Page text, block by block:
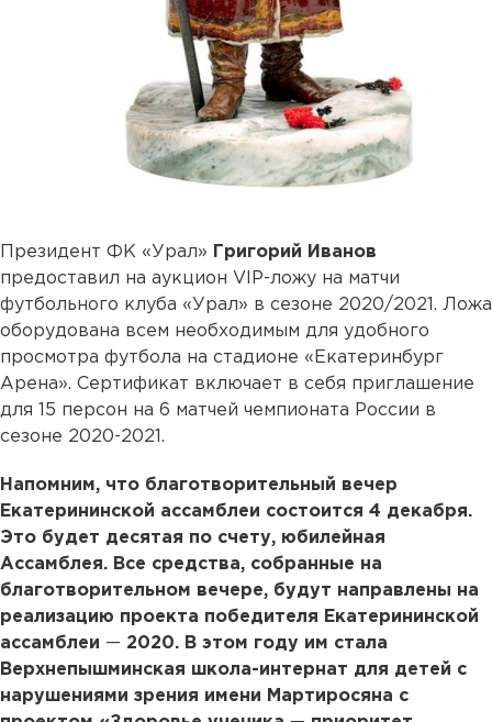
Президент ФК «Урал»
Григорий Иванов
предоставил на аукцион VIP-ложу на матчи
футбольного клуба «Урал» в сезоне 2020/2021. Ложа
оборудована всем необходимым для удобного
просмотра футбола на стадионе «Екатеринбург
Арена». Сертификат включает в себя приглашение
для 15 персон на 6 матчей чемпионата России в
сезоне 2020-2021.
Напомним, что благотворительный вечер
Екатерининской ассамблеи состоится 4 декабря.
Это будет десятая по счету, юбилейная
Ассамблея. Все средства, собранные на
благотворительном вечере, будут направлены на
реализацию проекта победителя Екатерининской
ассамблеи — 2020. В этом году им стала
Верхнепышминская школа-интернат для детей с
нарушениями зрения имени Мартиросяна с